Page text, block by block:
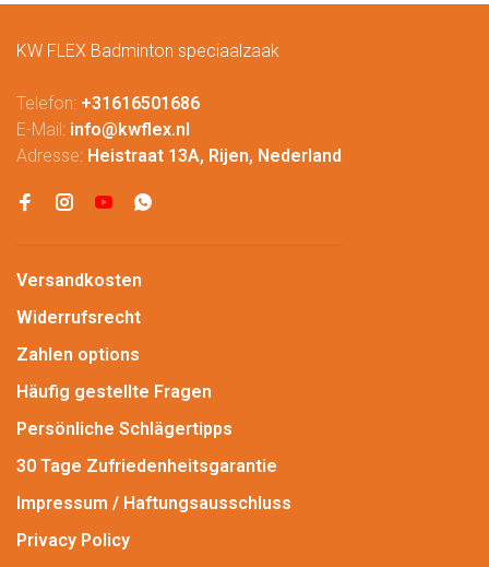
KW FLEX Badminton speciaalzaak
Telefon: +31616501686
E-Mail: info@kwflex.nl
Adresse: Heistraat 13A, Rijen, Nederland
Versandkosten
Widerrufsrecht
Zahlen options
Häufig gestellte Fragen
Persönliche Schlägertipps
30 Tage Zufriedenheitsgarantie
Impressum / Haftungsausschluss
Privacy Policy